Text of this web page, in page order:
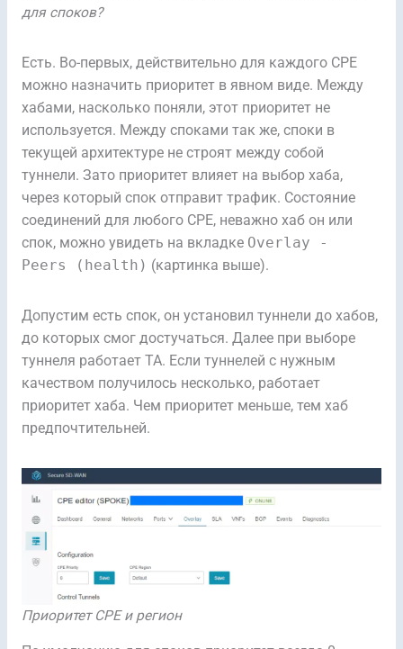
для споков?
Есть. Во-первых, действительно для каждого CPE
можно назначить приоритет в явном виде. Между
хабами, насколько поняли, этот приоритет не
используется. Между споками так же, споки в
текущей архитектуре не строят между собой
туннели. Зато приоритет влияет на выбор хаба,
через который спок отправит трафик. Состояние
соединений для любого CPE, неважно хаб он или
спок, можно увидеть на вкладке Overlay -
Peers (health) (картинка выше).
Допустим есть спок, он установил туннели до хабов,
до которых смог достучаться. Далее при выборе
туннеля работает TA. Если туннелей с нужным
качеством получилось несколько, работает
приоритет хаба. Чем приоритет меньше, тем хаб
предпочтительней.
Приоритет CPE и регион